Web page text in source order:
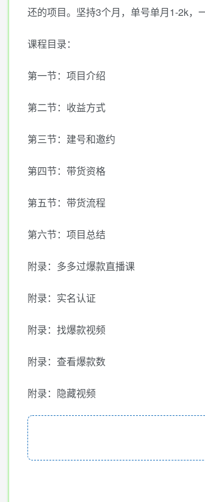
还的项目。坚持3个月，单号单月1-2k，
课程目录：
第一节：项目介绍
第二节：收益方式
第三节：建号和邀约
第四节：带货资格
第五节：带货流程
第六节：项目总结
附录：多多过爆款直播课
附录：实名认证
附录：找爆款视频
附录：查看爆款数
附录：隐藏视频